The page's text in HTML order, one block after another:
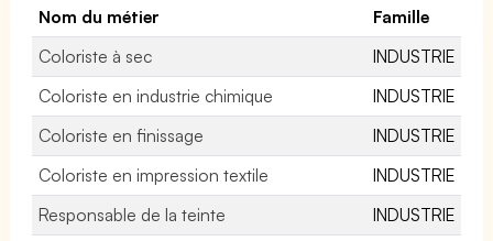
Nom du métier
Famille
Coloriste à sec
INDUSTRIE
Coloriste en industrie chimique
INDUSTRIE
Coloriste en finissage
INDUSTRIE
Coloriste en impression textile
INDUSTRIE
Responsable de la teinte
INDUSTRIE